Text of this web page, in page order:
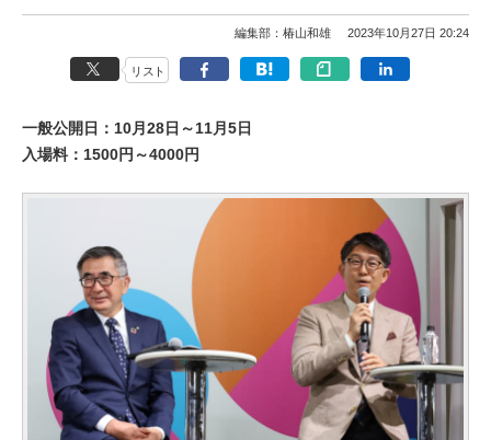
編集部：椿山和雄 2023年10月27日 20:24
リスト
一般公開日：10月28日～11月5日
入場料：1500円～4000円